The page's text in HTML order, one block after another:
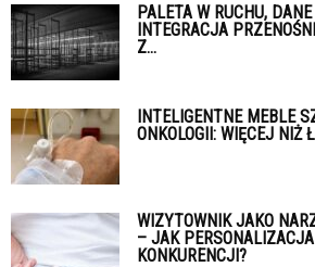
PALETA W RUCHU,
INTEGRACJA
Z...
INTELIGENTNE MEBLE
ONKOLOGII: WIĘCEJ NIŻ
WIZYTOWNIK JAKO
– JAK
KONKURENCJI?